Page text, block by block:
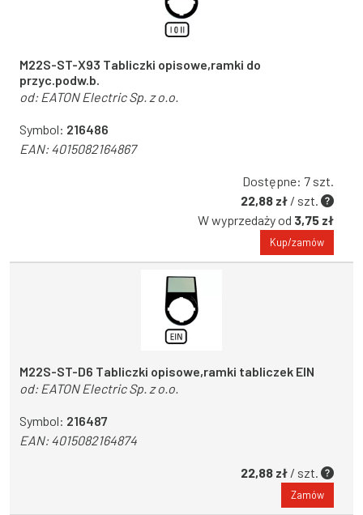
M22S-ST-X93 Tabliczki opisowe,ramki do
przyc.podw.b.
od: EATON Electric Sp. z o.o.
Symbol: 216486
EAN:4015082164867
Dostępne: 7 szt.
22,88 zł / szt.
W wyprzedaży od 3,75 zł
Kup/zamów
M22S-ST-D6 Tabliczki opisowe,ramki tabliczek EIN
od: EATON Electric Sp. z o.o.
Symbol: 216487
EAN:4015082164874
22,88 zł / szt.
Zamów